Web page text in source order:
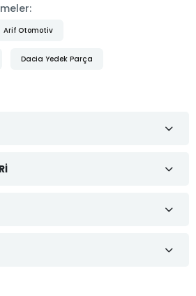
Arif Otomotiv
Dacia Yedek Parça